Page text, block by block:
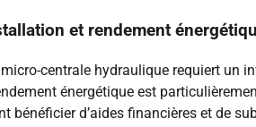
et rendement
micro-centrale hydraulique requiert un
énergétique est
bénéficier d’aides financières et de